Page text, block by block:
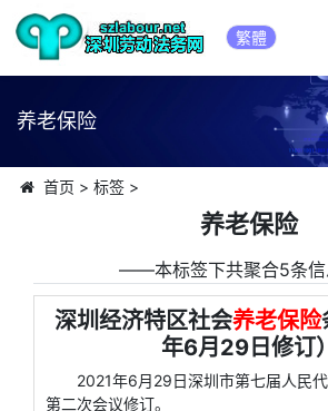
繁體
养老保险
首页 > 标签>
养老保险
――本标签下共聚合5条
深圳经济特区社会养老保险
年6月29日修订）
2021年6月29日深圳市第七届人民
第二次会议修订。